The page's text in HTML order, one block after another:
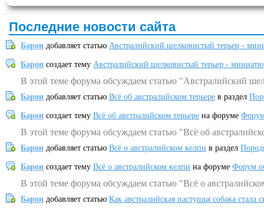
Последние новости сайта
Барон добавляет статью Австралийский шелковистый терьер -
Барон создает тему Австралийский шелковистый терьер -
В этой теме форума обсуждаем статью "Австралийский
Барон добавляет статью Всё об австралийском терьере в раздел
Барон создает тему Всё об австралийском терьере на форуме
В этой теме форума обсуждаем статью "Всё об
Барон добавляет статью Всё о австралийском келпи в раздел
Барон создает тему Всё о австралийском келпи на форуме Форум
В этой теме форума обсуждаем статью "Всё о
Барон добавляет статью Как австралийская пастушья собака